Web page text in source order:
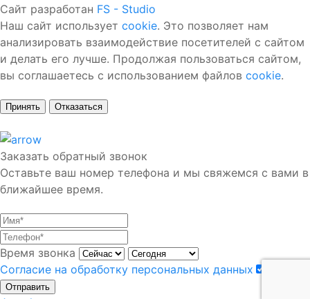
Сайт разработан FS - Studio
Наш сайт использует cookie. Это позволяет нам
анализировать взаимодействие посетителей с сайтом
и делать его лучше. Продолжая пользоваться сайтом,
вы соглашаетесь с использованием файлов cookie.
Принять Отказаться
Заказать обратный звонок
Оставьте ваш номер телефона и мы свяжемся с вами в
ближайшее время.
Время звонка
Согласие на обработку персональных данных
Отправить